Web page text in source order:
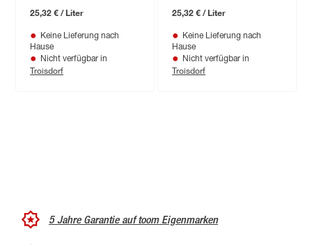
25,32 € / Liter
Keine Lieferung nach
Hause
Nicht verfügbar in
Troisdorf
25,32 € / Liter
Keine Lieferung nach
Hause
Nicht verfügbar in
Troisdorf
5 Jahre Garantie auf toom Eigenmarken